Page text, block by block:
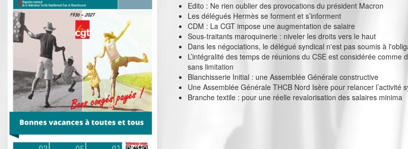
Edito : Ne rien oublier des provocations du président Macron
Les délégués Hermès se forment et s’informent
CDM : La CGT impose une augmentation de salaire
Sous-traitants maroquinerie : niveler les droits vers le haut
Dans les négociations, le délégué syndical n'est pas soumis à
L’intégralité des temps de réunions du CSE est considérée comme
sans limitation
Blanchisserie Initial : une Assemblée Générale constructive
Une Assemblée Générale THCB Nord Isère pour relancer l’activité
Branche textile : pour une réelle revalorisation des salaires minima